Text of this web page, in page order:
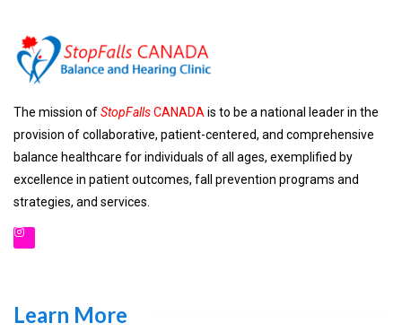
The mission ofStopFallsCANADA is to be a national leader in the
provision of collaborative, patient-centered, and comprehensive
balance healthcare for individuals of all ages, exemplified by
excellence in patient outcomes, fall prevention programs and
strategies, and services.
Learn More